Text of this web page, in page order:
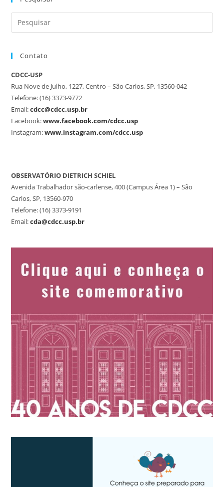
Contato
CDCC-USP
Rua Nove de Julho, 1227, Centro – São Carlos, SP, 13560-042
Telefone: (16) 3373-9772
Email:cdcc@cdcc.usp.br
Facebook:www.facebook.com/cdcc.usp
Instagram:www.instagram.com/cdcc.usp
OBSERVATÓRIO DIETRICH SCHIEL
Avenida Trabalhador são-carlense, 400 (Campus Área 1) – São
Carlos, SP, 13560-970
Telefone: (16) 3373-9191
Email:cda@cdcc.usp.br